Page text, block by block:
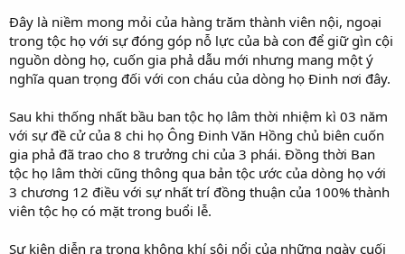
Đây là niềm mong mỏi của hàng trăm thành viên nội, ngoại
trong tộc họ với sự đóng góp nỗ lực của bà con để giữ gìn cội
nguồn dòng họ, cuốn gia phả dẫu mới nhưng mang một ý
nghĩa quan trọng đối với con cháu của dòng họ Đinh nơi đây.
Sau khi thống nhất bầu ban tộc họ lâm thời nhiệm kì 03 năm
với sự đề cử của 8 chi họ Ông Đinh Văn Hồng chủ biên cuốn
gia phả đã trao cho 8 trưởng chi của 3 phái. Đồng thời Ban
tộc họ lâm thời cũng thông qua bản tộc ước của dòng họ với
3 chương 12 điều với sự nhất trí đồng thuận của 100% thành
viên tộc họ có mặt trong buổi lễ.
Sự kiện diễn ra trong không khí sôi nổi của những ngày cuối